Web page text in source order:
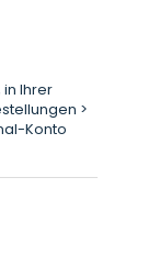
Ihrer
>
Konto